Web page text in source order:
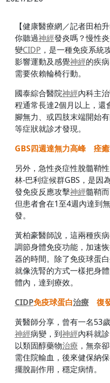
【健康醫療網／記者田柏
你聽過神經發炎嗎？慢性
變CIDP ，是一種免疫系統
影響運動及感覺神經的疾
需要依賴輪椅行動。
國泰綜合醫院神經內科主
程通常長達2個月以上，還
腳無力、或四肢末端開始
等症狀就診才發現。
GBS四週達無力高峰 痊
另外，急性炎症性脫髓鞘
林-巴利症候群GBS，是因
發免疫反應攻擊神經髓鞘
但患者會在1至4週內達到
發。
黃柏豪醫師說，這兩種疾
調節身體免疫功能，加速
器的時間。除了免疫球蛋
就像洗腎的方式一樣把身
體內，達到療效。
CIDP免疫球蛋白治療復發
黃醫師分享，曾有一名53
神經病變，到神經內科就
以類固醇藥物治療 ，無奈
需住院輸血，後來健保納
擺脫副作用，穩定病情。